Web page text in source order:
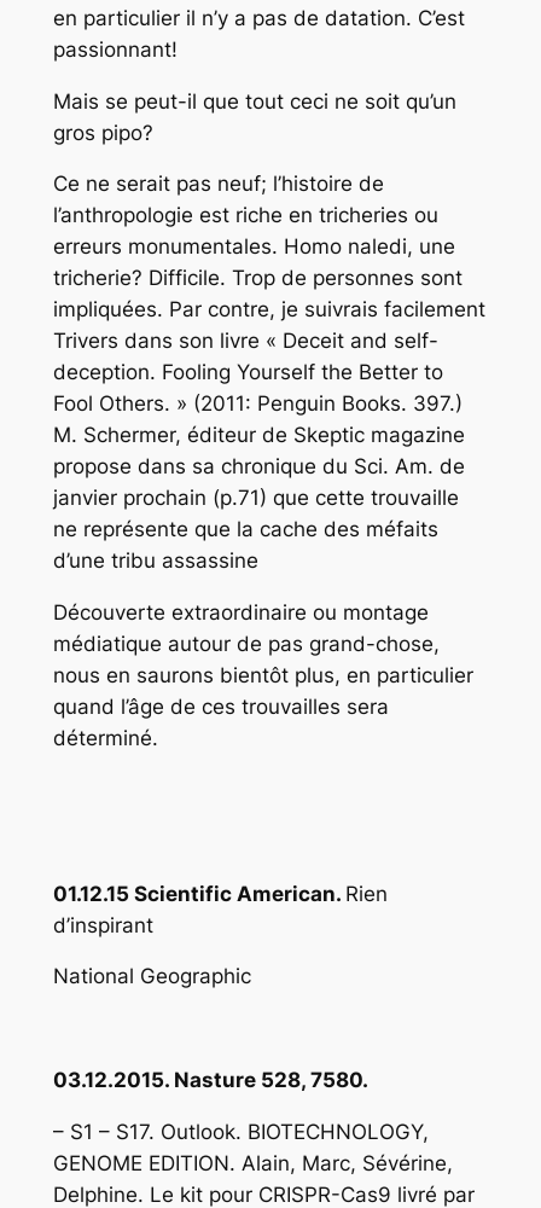
en particulier il n’y a pas de datation. C’est
passionnant!
Mais se peut-il que tout ceci ne soit qu’un
gros pipo?
Ce ne serait pas neuf; l’histoire de
l’anthropologie est riche en tricheries ou
erreurs monumentales. Homo naledi, une
tricherie? Difficile. Trop de personnes sont
impliquées. Par contre, je suivrais facilement
Trivers dans son livre « Deceit and self-
deception. Fooling Yourself the Better to
Fool Others. » (2011: Penguin Books. 397.)
M. Schermer, éditeur de Skeptic magazine
propose dans sa chronique du Sci. Am. de
janvier prochain (p.71) que cette trouvaille
ne représente que la cache des méfaits
d’une tribu assassine
Découverte extraordinaire ou montage
médiatique autour de pas grand-chose,
nous en saurons bientôt plus, en particulier
quand l’âge de ces trouvailles sera
déterminé.
01.12.15 Scientific American. Rien
d’inspirant
National Geographic
03.12.2015. Nasture 528, 7580.
– S1 – S17. Outlook. BIOTECHNOLOGY,
GENOME EDITION. Alain, Marc, Sévérine,
Delphine. Le kit pour CRISPR-Cas9 livré par